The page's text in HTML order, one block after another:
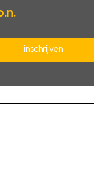
inschrijven